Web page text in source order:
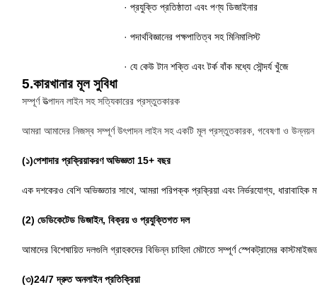
· প্রযুক্তি প্রতিষ্ঠাতা এবং পণ্য ডিজাইনার
· পদার্থবিজ্ঞানের পক্ষপাতিত্ব সহ মিনিমালিস্ট
· যে কেউ টান শক্তি এবং টর্ক বাঁক মধ্যে সৌন্দর্য খুঁজে
5.কারখানার মূল সুবিধা
সম্পূর্ণ উত্পাদন লাইন সহ সত্যিকারের প্রস্তুতকারক
আমরা আমাদের নিজস্ব সম্পূর্ণ উৎপাদন লাইন সহ একটি মূল প্রস্তুতকারক, গবেষণা ও উন্নয়ন
(১)পেশাদার প্রক্রিয়াকরণ অভিজ্ঞতা 15+ বছর
এক দশকেরও বেশি অভিজ্ঞতার সাথে, আমরা পরিপক্ক প্রক্রিয়া এবং নির্ভরযোগ্য, ধারাবাহিক
(2) ডেডিকেটেড ডিজাইন, বিক্রয় ও প্রযুক্তিগত দল
আমাদের বিশেষায়িত দলগুলি গ্রাহকদের বিভিন্ন চাহিদা মেটাতে সম্পূর্ণ স্পেকট্রামের
(৩)24/7 দ্রুত অনলাইন প্রতিক্রিয়া